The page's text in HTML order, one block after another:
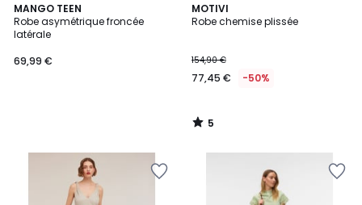
MANGO TEEN
Robe asymétrique froncée
latérale
69,99 €
MOTIVI
Robe chemise plissée
154,90 €
77,45 € -50%
5
/
5
/